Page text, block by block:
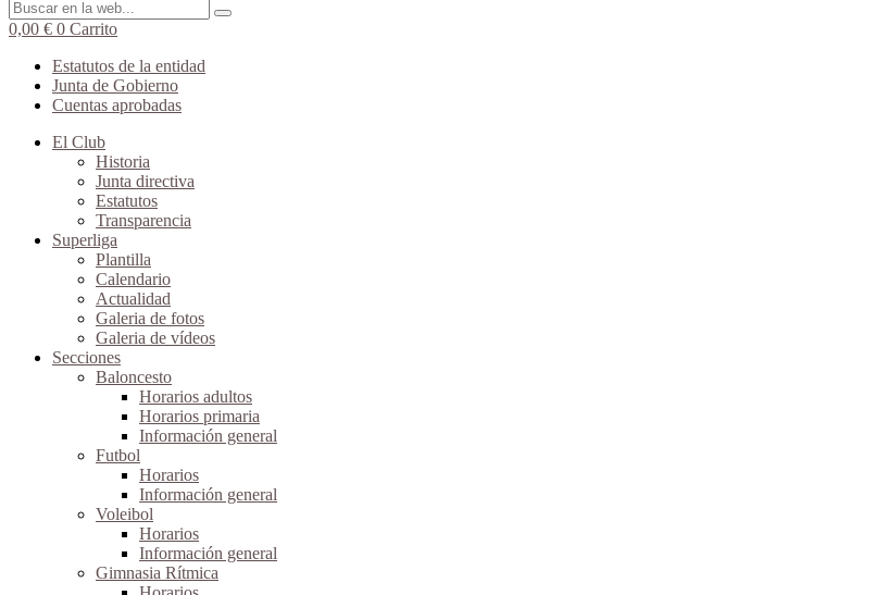
0,00 € 0 Carrito
Estatutos de la entidad
Junta de Gobierno
Cuentas aprobadas
El Club
Historia
Junta directiva
Estatutos
Transparencia
Superliga
Plantilla
Calendario
Actualidad
Galeria de fotos
Galeria de vídeos
Secciones
Baloncesto
Horarios adultos
Horarios primaria
Información general
Futbol
Horarios
Información general
Voleibol
Horarios
Información general
Gimnasia Rítmica